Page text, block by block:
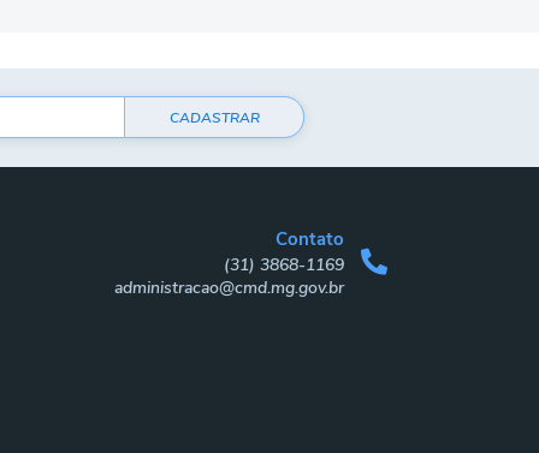
CADASTRAR
Contato
(31) 3868-1169
administracao@cmd.mg.gov.br